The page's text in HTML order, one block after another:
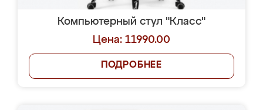
Компьютерный стул "Класс"
Цена: 11990.00
ПОДРОБНЕЕ